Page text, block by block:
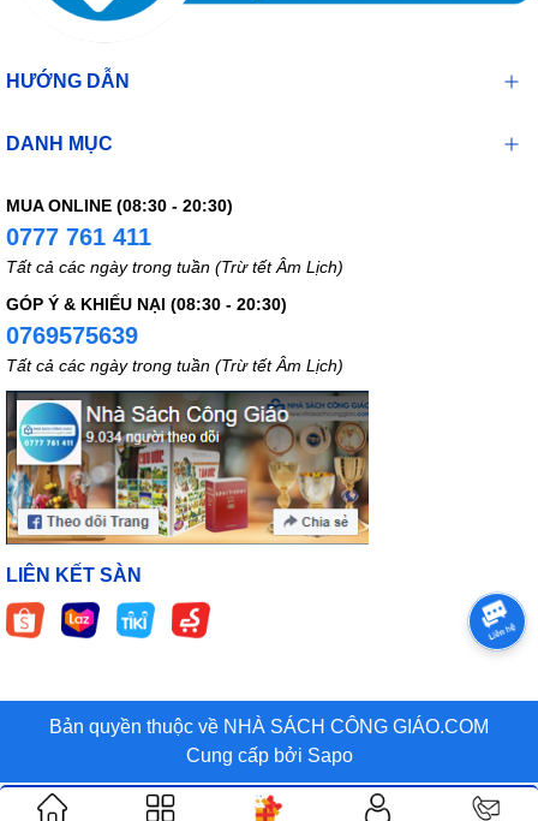
HƯỚNG DẪN
DANH MỤC
MUA ONLINE (08:30 - 20:30)
0777 761 411
Tất cả các ngày trong tuần (Trừ tết Âm Lịch)
GÓP Ý & KHIẾU NẠI (08:30 - 20:30)
0769575639
Tất cả các ngày trong tuần (Trừ tết Âm Lịch)
LIÊN KẾT SÀN
Bản quyền thuộc về NHÀ SÁCH CÔNG GIÁO.COM
Cung cấp bởi Sapo